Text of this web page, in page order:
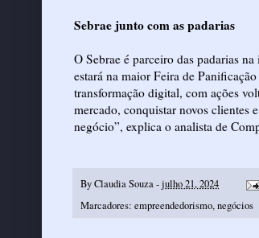
Sebrae junto com as padarias
O Sebrae é parceiro das padarias
estará na maior Feira de
transformação digital, com ações
mercado, conquistar novos clientes
negócio”, explica o analista de
ByClaudia Souza-julho 21, 2024
Marcadores: empreendedorismo,negócios